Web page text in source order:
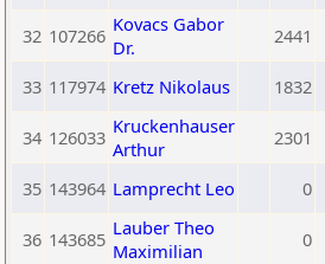
32 107266 Kovacs Gabor
Dr.
2441
33 117974 Kretz Nikolaus 1832
34 126033 Kruckenhauser
Arthur
2301
35 143964 Lamprecht Leo 0
36 143685 Lauber Theo
Maximilian
0